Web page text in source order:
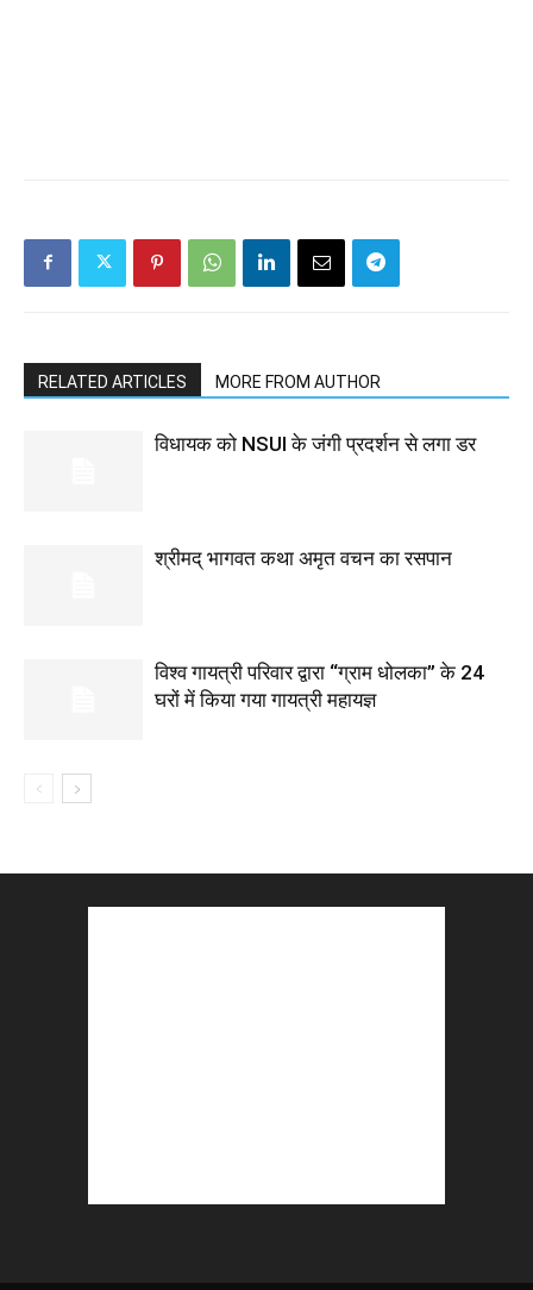
RELATED ARTICLES MORE FROM AUTHOR
विधायक को NSUI के जंगी प्रदर्शन से लगा डर
श्रीमद् भागवत कथा अमृत वचन का रसपान
विश्व गायत्री परिवार द्वारा “ग्राम धोलका” के 24
घरों में किया गया गायत्री महायज्ञ